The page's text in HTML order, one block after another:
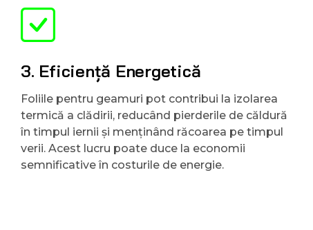
3. Eficiență Energetică
Foliile pentru geamuri pot contribui la izolarea
termică a clădirii, reducând pierderile de căldură
în timpul iernii și menținând răcoarea pe timpul
verii. Acest lucru poate duce la economii
semnificative în costurile de energie.